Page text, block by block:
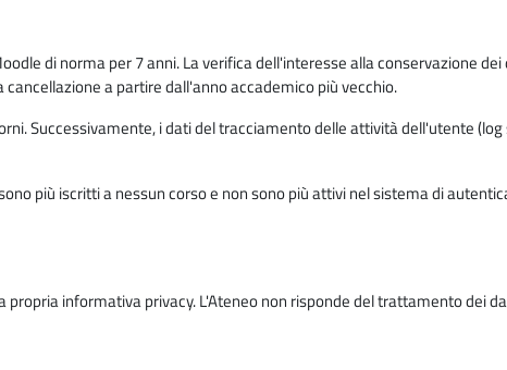
di norma per 7 anni. La verifica dell'interesse alla conservazione
a partire dall'anno accademico più vecchio.
Successivamente, i dati del tracciamento delle attività dell'utente
più iscritti a nessun corso e non sono più attivi nel sistema di
informativa privacy. L'Ateneo non risponde del trattamento dei